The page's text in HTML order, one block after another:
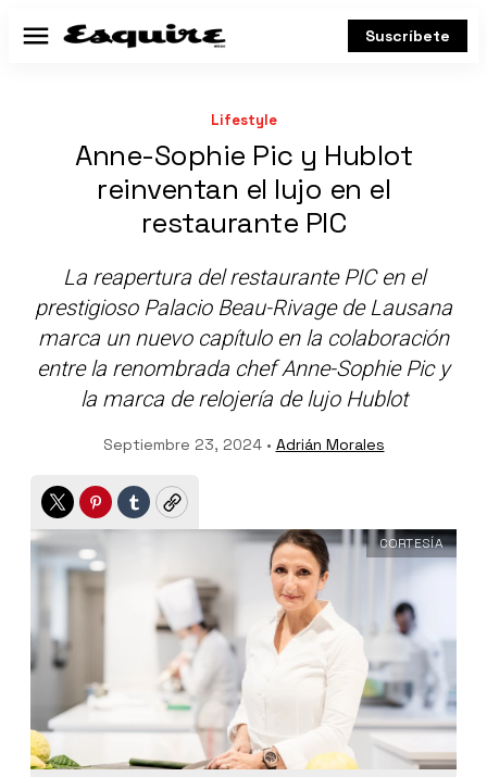
Menú Suscríbete
Lifestyle
Anne-Sophie Pic y Hublot
reinventan el lujo en el
restaurante PIC
La reapertura del restaurante PIC en el
prestigioso Palacio Beau-Rivage de Lausana
marca un nuevo capítulo en la colaboración
entre la renombrada chef Anne-Sophie Pic y
la marca de relojería de lujo Hublot
Septiembre 23, 2024 • Adrián Morales
TwitterPinterest
TumblrCopy
CORTESÍA